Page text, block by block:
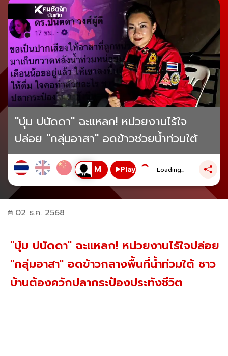
"บุ๋ม ปนัดดา" ฉะแหลก! หน่วยงานไร้ใจ
ปล่อย "กลุ่มอาสา" อดข้าวช่วยน้ำท่วมใต้
Play Loading...
02 ธ.ค. 2568
"บุ๋ม ปนัดดา" ฉะแหลก! หน่วยงานไร้ใจปล่อย
"กลุ่มอาสา" อดข้าวกลางพื้นที่น้ำท่วมใต้ ชาว
บ้านต้องควักปลากระป๋องประทังชีวิต